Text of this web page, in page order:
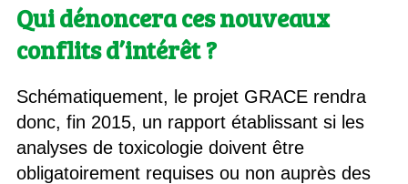
Qui dénoncera ces nouveaux
conflits d’intérêt ?
Schématiquement, le projet GRACE rendra
donc, fin 2015, un rapport établissant si les
analyses de toxicologie doivent être
obligatoirement requises ou non auprès des